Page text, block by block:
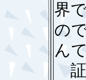
界
の
ん
証